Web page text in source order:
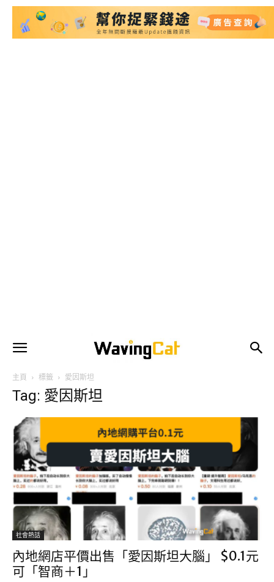
主頁 標籤 愛因斯坦
Tag: 愛因斯坦
社會熱話
內地網店平價出售「愛因斯坦大腦」 $0.1元
可「智商＋1」